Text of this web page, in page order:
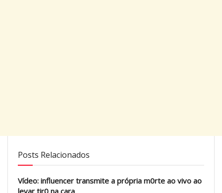
Posts Relacionados
Vídeo: influencer transmite a própria m0rte ao vivo ao